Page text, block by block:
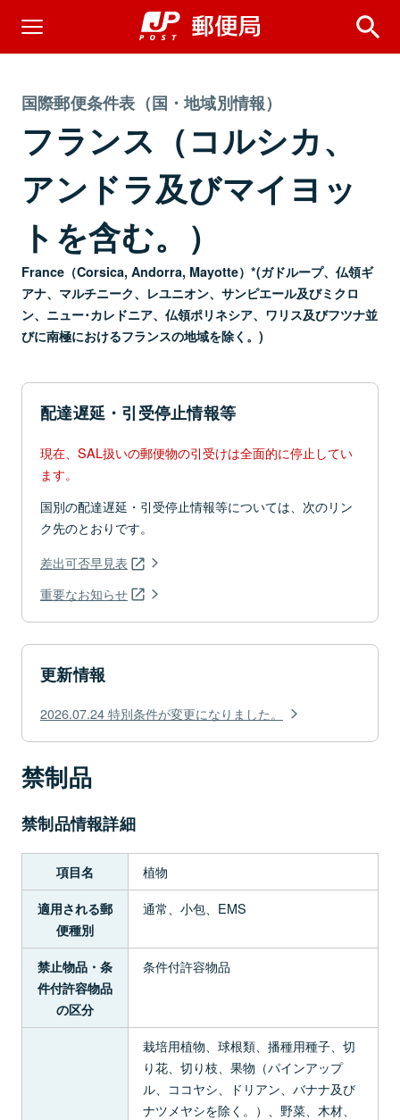
国際郵便条件表（国・地域別情報）
フランス（コルシカ、
アンドラ及びマイヨッ
トを含む。）
France（Corsica, Andorra, Mayotte）*(ガドループ、仏領ギ
アナ、マルチニーク、レユニオン、サンピエール及びミクロ
ン、ニュー･カレドニア、仏領ポリネシア、ワリス及びフツナ並
びに南極におけるフランスの地域を除く。)
配達遅延・引受停止情報等
現在、SAL扱いの郵便物の引受けは全面的に停止してい
ます。
国別の配達遅延・引受停止情報等については、次のリン
ク先のとおりです。
差出可否早見表
重要なお知らせ
更新情報
2026.07.24 特別条件が変更になりました。
禁制品
禁制品情報詳細
項目名 植物
適用される郵
便種別
通常、小包、EMS
禁止物品・条
件付許容物品
の区分
条件付許容物品
栽培用植物、球根類、播種用種子、切
り花、切り枝、果物（パインアップ
ル、ココヤシ、ドリアン、バナナ及び
ナツメヤシを除く。）、野菜、木材、